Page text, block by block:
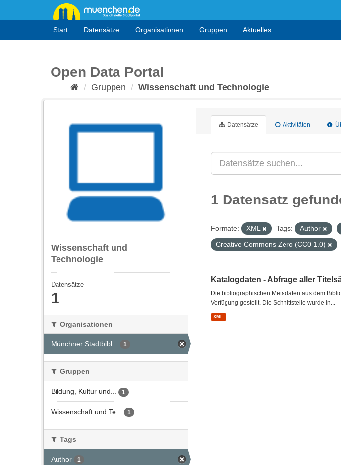
Start Datensätze Organisationen Gruppen Aktuelles
Open Data Portal
Gruppen Wissenschaft und Technologie
Wissenschaft und
Technologie
Datensätze
1
Organisationen
Münchner Stadtbibl... 1
Gruppen
Bildung, Kultur und... 1
Wissenschaft und Te... 1
Tags
Author 1
Datensätze Aktivitäten
1 Datensatz
Formate: XML Tags: Author
Creative Commons Zero (CC0 1.0)
Katalogdaten - Abfrage aller
Die bibliographischen Metadaten aus dem
Verfügung gestellt. Die Schnittstelle wurde in...
XML